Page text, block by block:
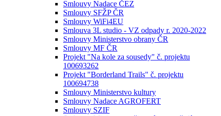
Smlouvy Nadace ČEZ
Smlouvy SFŽP ČR
Smlouvy WiFi4EU
Smlouva 3L studio - VZ odpady r. 2020-2022
Smlouvy Ministerstvo obrany ČR
Smlouvy MF ČR
Projekt "Na kole za sousedy" č. projektu
100693262
Projekt "Borderland Trails" č. projektu
100694738
Smlouvy Ministerstvo kultury
Smlouvy Nadace AGROFERT
Smlouvy SZIF